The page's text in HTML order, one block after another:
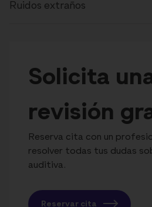
Ruidos extraños
Solicita
revisión
Reserva cita con un
resolver todas tus dudas
auditiva.
Reservar cita